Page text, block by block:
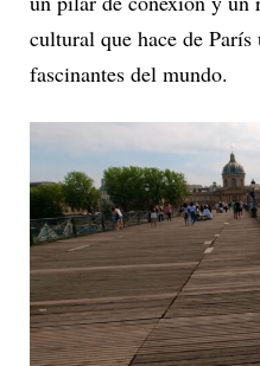
cultural que hace de París
fascinantes del mundo.